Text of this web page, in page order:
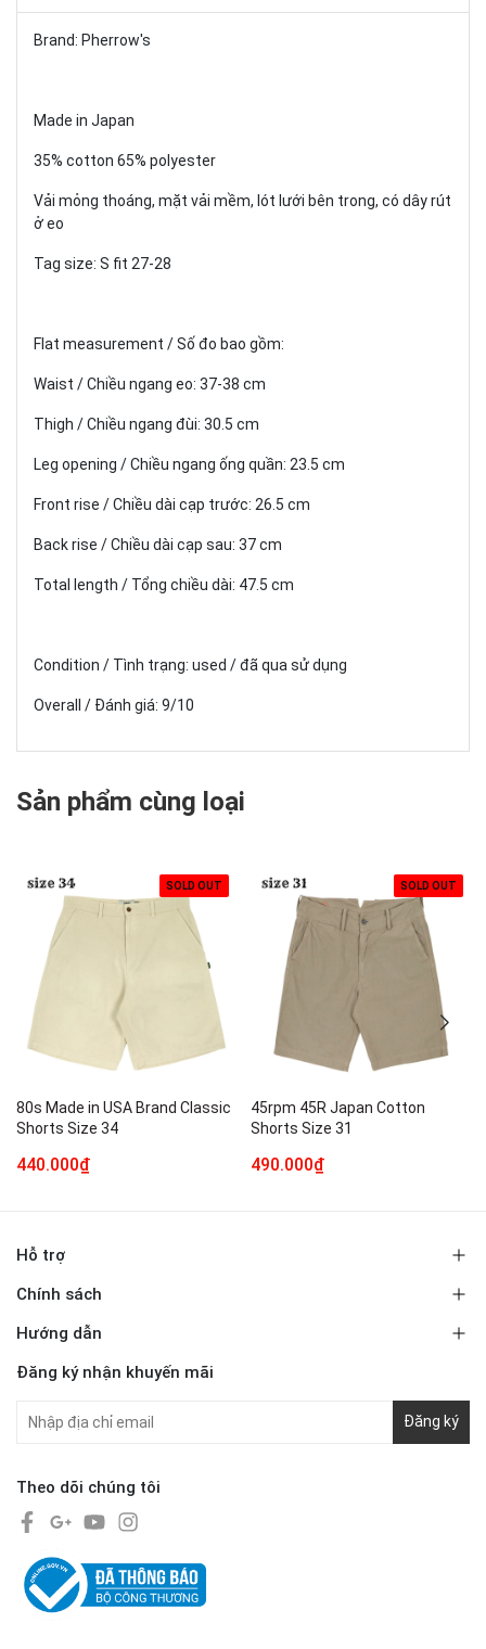
Brand: Pherrow's
Made in Japan
35% cotton 65% polyester
Vải mỏng thoáng, mặt vải mềm, lót lưới bên trong, có dây rút
ở eo
Tag size: S fit 27-28
Flat measurement / Số đo bao gồm:
Waist / Chiều ngang eo: 37-38 cm
Thigh / Chiều ngang đùi: 30.5 cm
Leg opening / Chiều ngang ống quần: 23.5 cm
Front rise / Chiều dài cạp trước: 26.5 cm
Back rise / Chiều dài cạp sau: 37 cm
Total length / Tổng chiều dài: 47.5 cm
Condition / Tình trạng: used / đã qua sử dụng
Overall / Đánh giá: 9/10
Sản phẩm cùng loại
SOLD OUT
80s Made in USA Brand Classic
Shorts Size 34
440.000₫
SOLD OUT
45rpm 45R Japan Cotton
Shorts Size 31
490.000₫
Hỗ trợ
Chính sách
Hướng dẫn
Đăng ký nhận khuyến mãi
Đăng ký
Theo dõi chúng tôi